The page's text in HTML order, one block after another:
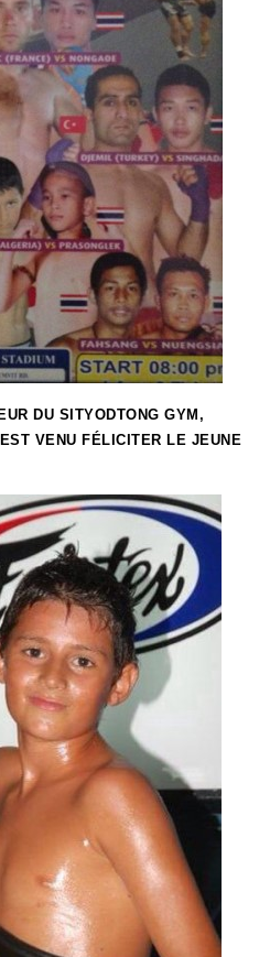
DU SITYODTONG GYM,
VENU FÉLICITER LE JEUNE